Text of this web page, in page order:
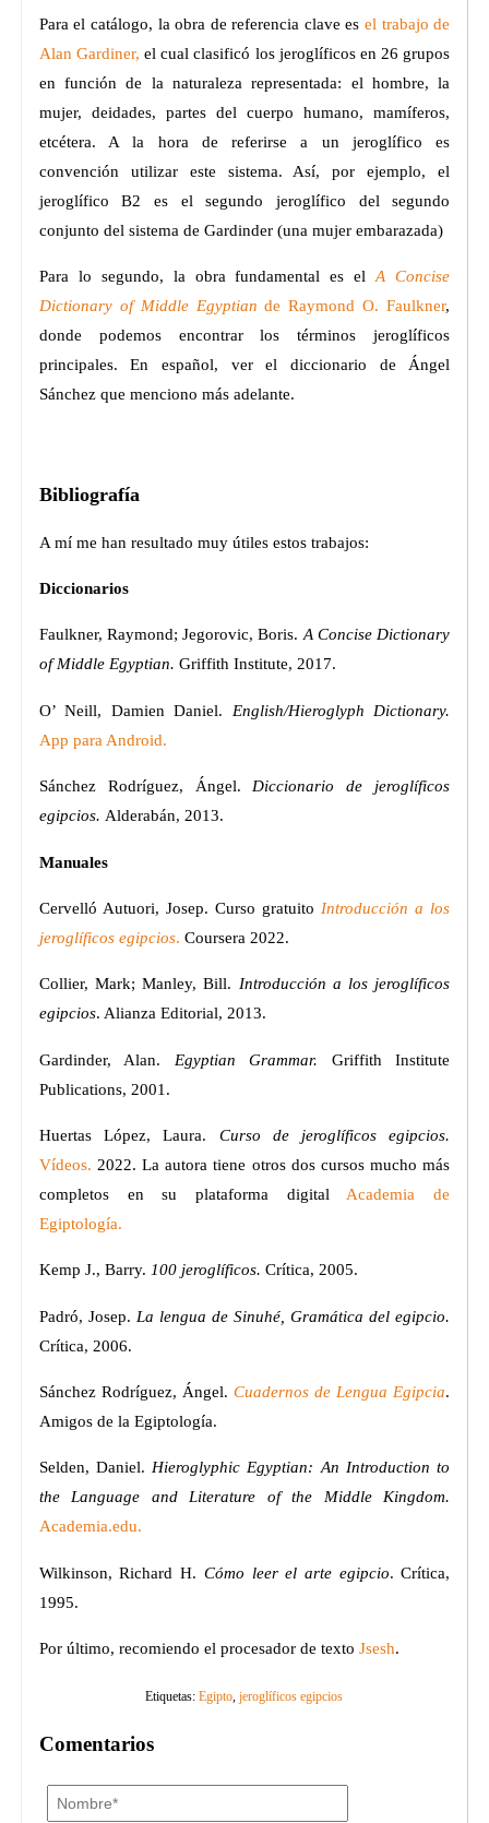
Para el catálogo, la obra de referencia clave esel trabajo de
Alan Gardiner, el cual clasificó los jeroglíficos en 26 grupos
en función de la naturaleza representada: el hombre, la
mujer, deidades, partes del cuerpo humano, mamíferos,
etcétera. A la hora de referirse a un jeroglífico es
convención utilizar este sistema. Así, por ejemplo, el
jeroglífico B2 es el segundo jeroglífico del segundo
conjunto del sistema de Gardinder (una mujer embarazada)
Para lo segundo, la obra fundamental es el A Concise
Dictionary of Middle Egyptian de Raymond O. Faulkner,
donde podemos encontrar los términos jeroglíficos
principales. En español, ver el diccionario de Ángel
Sánchez que menciono más adelante.
Bibliografía
A mí me han resultado muy útiles estos trabajos:
Diccionarios
Faulkner, Raymond; Jegorovic, Boris. A Concise Dictionary
of Middle Egyptian. Griffith Institute, 2017.
O’ Neill, Damien Daniel. English/Hieroglyph Dictionary.
App para Android.
Sánchez Rodríguez, Ángel. Diccionario de jeroglíficos
egipcios. Alderabán, 2013.
Manuales
Cervelló Autuori, Josep. Curso gratuito Introducción a los
jeroglíficos egipcios. Coursera 2022.
Collier, Mark; Manley, Bill. Introducción a los jeroglíficos
egipcios. Alianza Editorial, 2013.
Gardinder, Alan. Egyptian Grammar. Griffith Institute
Publications, 2001.
Huertas López, Laura. Curso de jeroglíficos egipcios.
Vídeos. 2022. La autora tiene otros dos cursos mucho más
completos en su plataforma digital Academia de
Egiptología.
Kemp J., Barry. 100 jeroglíficos. Crítica, 2005.
Padró, Josep. La lengua de Sinuhé, Gramática del egipcio.
Crítica, 2006.
Sánchez Rodríguez, Ángel. Cuadernos de Lengua Egipcia.
Amigos de la Egiptología.
Selden, Daniel. Hieroglyphic Egyptian: An Introduction to
the Language and Literature of the Middle Kingdom.
Academia.edu.
Wilkinson, Richard H. Cómo leer el arte egipcio. Crítica,
1995.
Por último, recomiendo el procesador de texto Jsesh.
Etiquetas:Egipto ,jeroglíficos egipcios
Comentarios